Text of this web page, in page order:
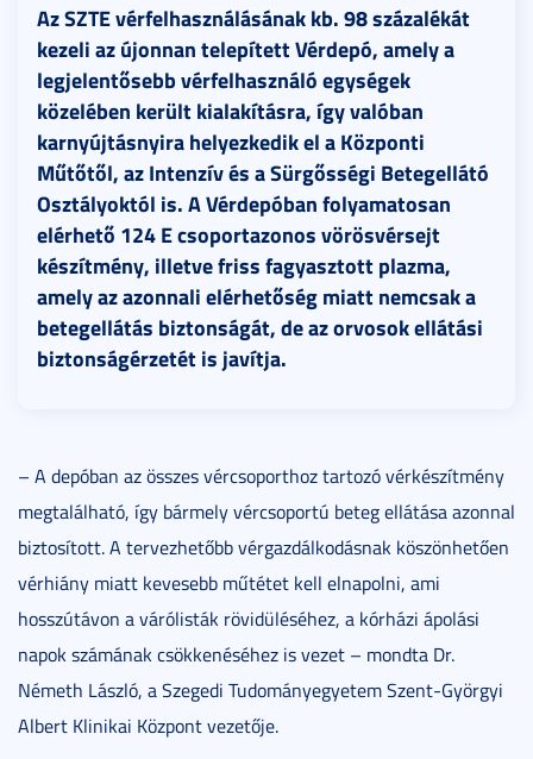
Az SZTE vérfelhasználásának kb. 98 százalékát
kezeli az újonnan telepített Vérdepó, amely a
legjelentősebb vérfelhasználó egységek
közelében került kialakításra, így valóban
karnyújtásnyira helyezkedik el a Központi
Műtőtől, az Intenzív és a Sürgősségi Betegellátó
Osztályoktól is. A Vérdepóban folyamatosan
elérhető 124 E csoportazonos vörösvérsejt
készítmény, illetve friss fagyasztott plazma,
amely az azonnali elérhetőség miatt nemcsak a
betegellátás biztonságát, de az orvosok ellátási
biztonságérzetét is javítja.
– A depóban az összes vércsoporthoz tartozó vérkészítmény
megtalálható, így bármely vércsoportú beteg ellátása azonnal
biztosított. A tervezhetőbb vérgazdálkodásnak köszönhetően
vérhiány miatt kevesebb műtétet kell elnapolni, ami
hosszútávon a várólisták rövidüléséhez, a kórházi ápolási
napok számának csökkenéséhez is vezet – mondta Dr.
Németh László, a Szegedi Tudományegyetem Szent-Györgyi
Albert Klinikai Központ vezetője.